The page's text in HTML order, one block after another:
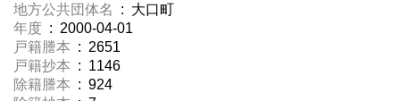
地方公共団体名
: 大口町
年度 : 2000-04-01
戸籍謄本 : 2651
戸籍抄本 : 1146
除籍謄本 : 924